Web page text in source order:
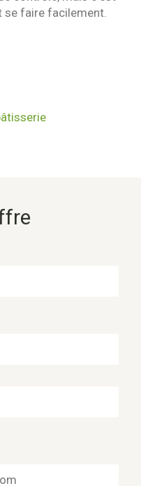
se faire facilement.